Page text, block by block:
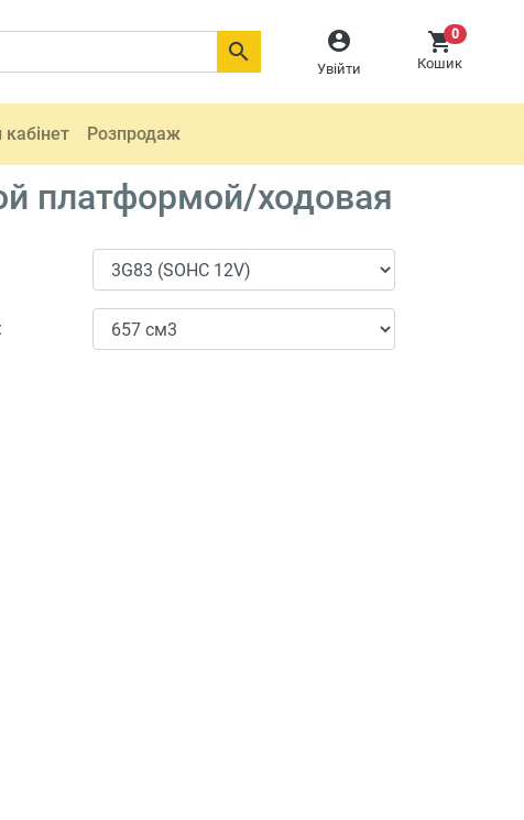

Увійти
0
Кошик

Розпродаж
платформой/ходовая